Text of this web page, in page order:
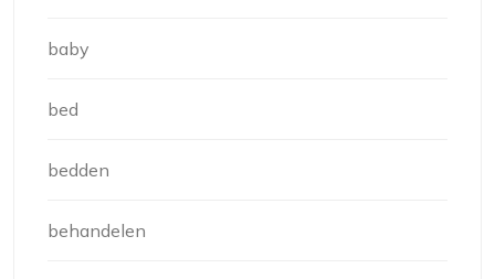
baby
bed
bedden
behandelen